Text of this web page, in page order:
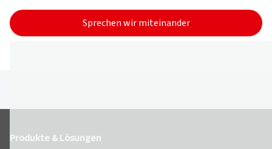
Sprechen wir miteinander
Produkte & Lösungen